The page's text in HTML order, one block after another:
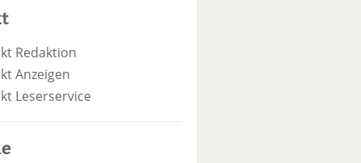
Redaktion
Anzeigen
Leserservice